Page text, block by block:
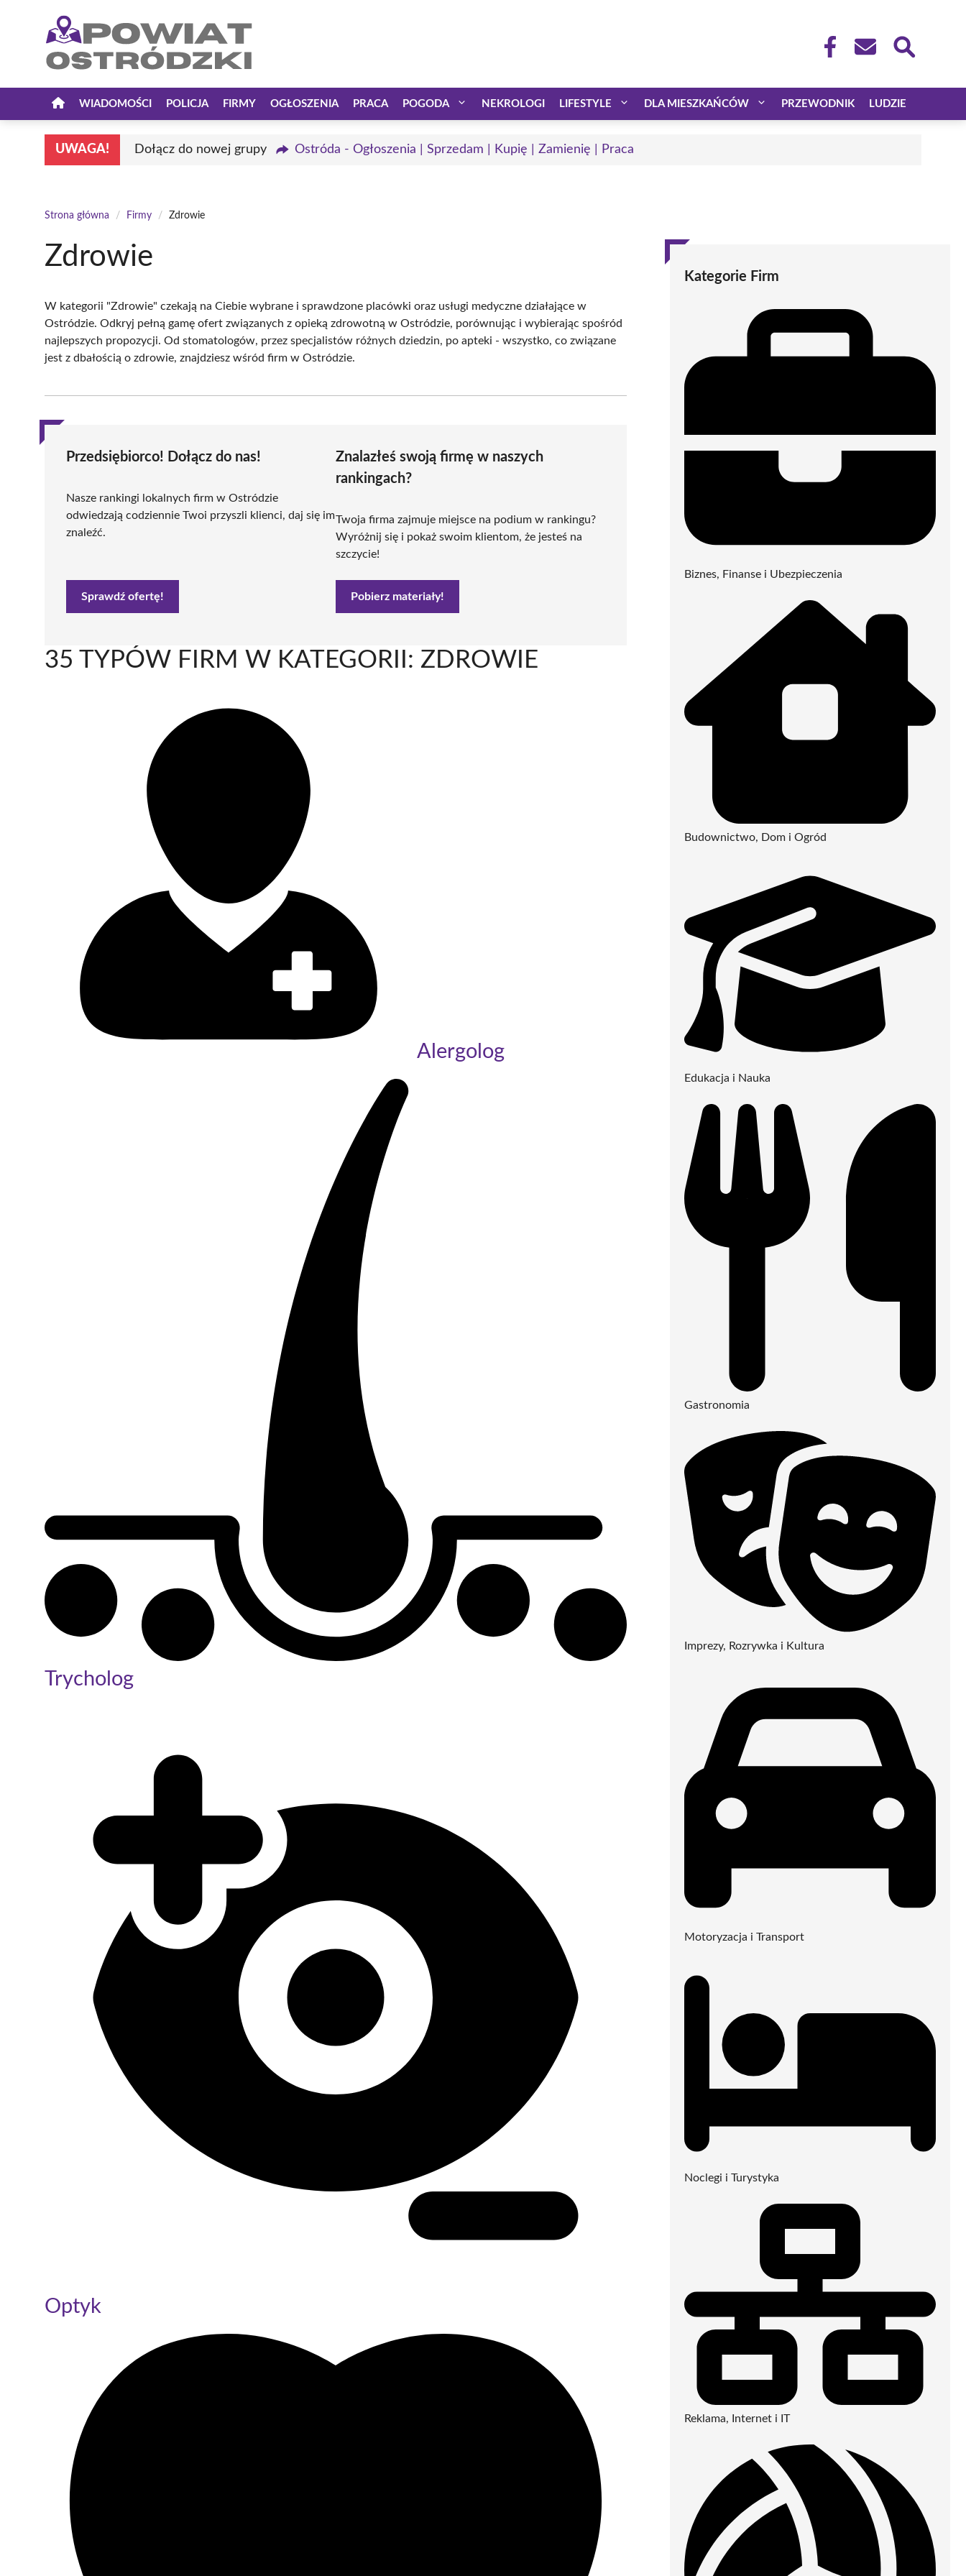
WIADOMOŚCI POLICJA FIRMY OGŁOSZENIA PRACA POGODA NEKROLOGI LIFESTYLE DLA MIESZKAŃCÓW PRZEWODNIK LUDZIE
UWAGA! Dołącz do nowej grupy Ostróda - Ogłoszenia | Sprzedam | Kupię | Zamienię | Praca
Strona główna / Firmy / Zdrowie
Zdrowie
W kategorii "Zdrowie" czekają na Ciebie wybrane i sprawdzone placówki oraz usługi medyczne działające w
Ostródzie. Odkryj pełną gamę ofert związanych z opieką zdrowotną w Ostródzie, porównując i wybierając spośród
najlepszych propozycji. Od stomatologów, przez specjalistów różnych dziedzin, po apteki - wszystko, co związane
jest z dbałością o zdrowie, znajdziesz wśród firm w Ostródzie.
Przedsiębiorco! Dołącz do nas!
Nasze rankingi lokalnych firm w Ostródzie
odwiedzają codziennie Twoi przyszli klienci, daj się im
znaleźć.
Sprawdź ofertę!
Znalazłeś swoją firmę w naszych
rankingach?
Twoja firma zajmuje miejsce na podium w rankingu?
Wyróżnij się i pokaż swoim klientom, że jesteś na
szczycie!
Pobierz materiały!
35 TYPÓW FIRM W KATEGORII: ZDROWIE
Alergolog
Trycholog
Optyk
Kategorie Firm
Biznes, Finanse i Ubezpieczenia
Budownictwo, Dom i Ogród
Edukacja i Nauka
Gastronomia
Imprezy, Rozrywka i Kultura
Motoryzacja i Transport
Noclegi i Turystyka
Reklama, Internet i IT